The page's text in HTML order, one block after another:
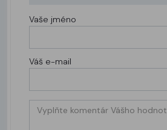
Vaše jméno
Váš e-mail